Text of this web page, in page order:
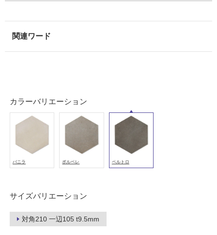
カラーバリエーション
バニラ ポルベレ ペルトロ
サイズバリエーション
対角210 一辺105 t9.5mm
使
用
能
(寒
冷
以
不